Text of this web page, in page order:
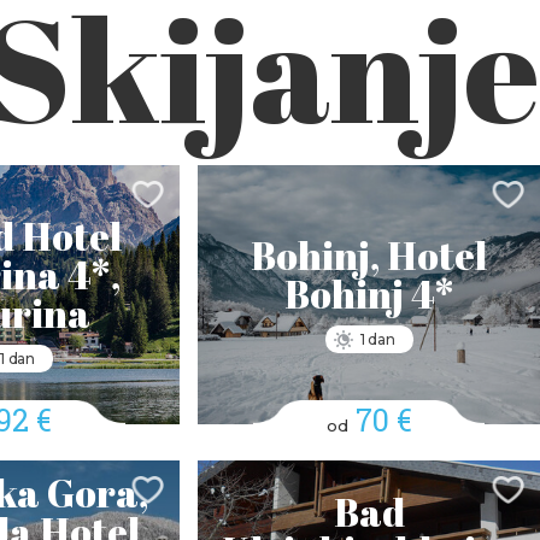
Hotel
4*,
1 dan
€
Bohinj, Hotel
Bohinj 4*
1 dan
od 70 €
Gora, Bad